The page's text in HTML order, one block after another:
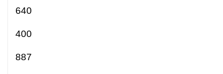
640
400
887